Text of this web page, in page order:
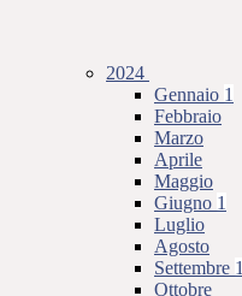
2024
Gennaio 1
Febbraio
Marzo
Aprile
Maggio
Giugno 1
Luglio
Agosto
Settembre 1
Ottobre